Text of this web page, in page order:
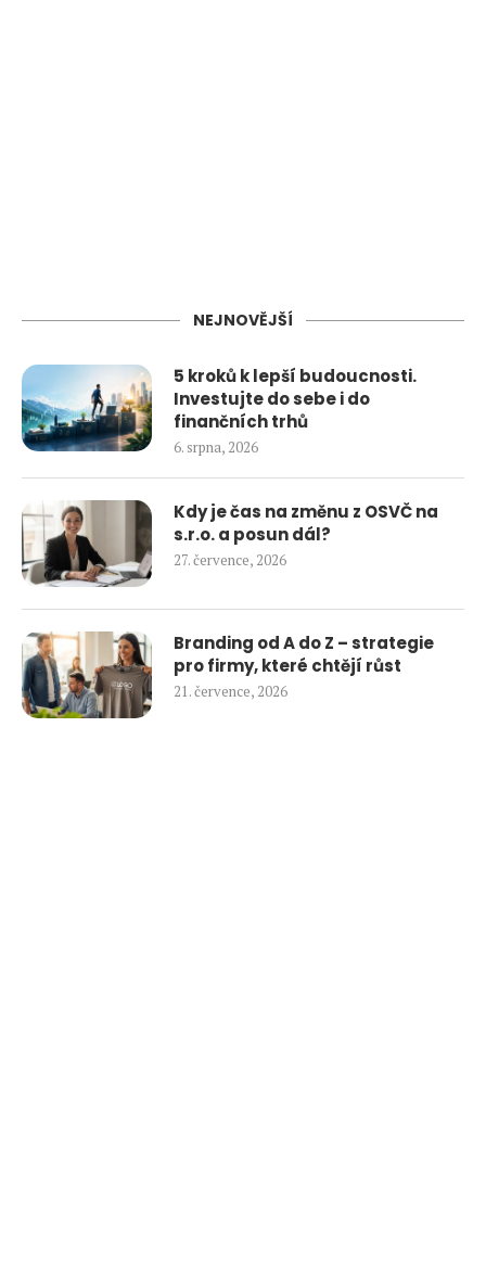
NEJNOVĚJŠÍ
5 kroků k lepší budoucnosti.
Investujte do sebe i do
finančních trhů
6. srpna, 2026
Kdy je čas na změnu z OSVČ na
s.r.o. a posun dál?
27. července, 2026
Branding od A do Z – strategie
pro firmy, které chtějí růst
21. července, 2026